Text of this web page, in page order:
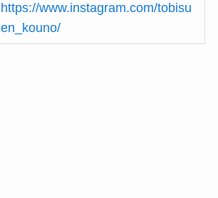
https://www.instagram.com/tobisu
en_kouno/